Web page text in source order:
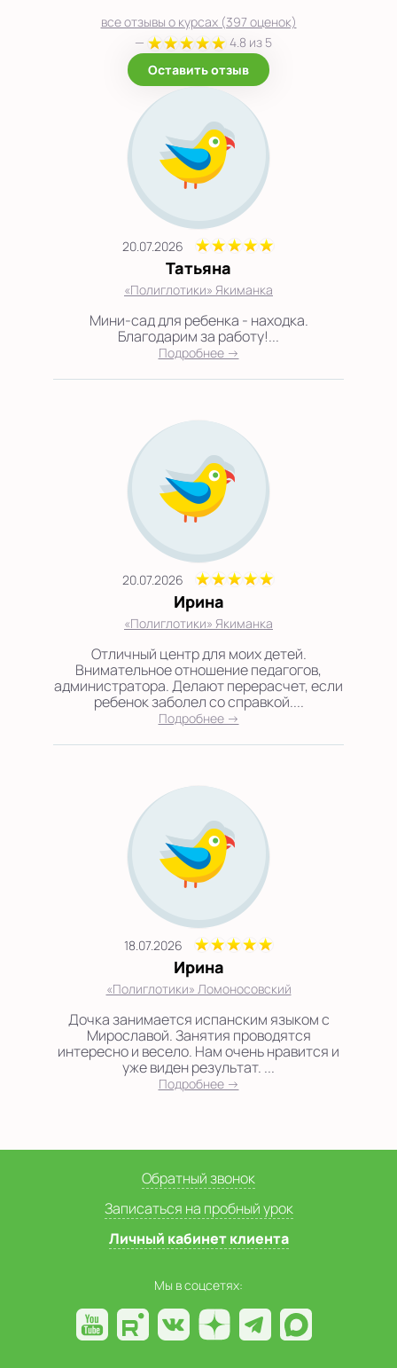
все отзывы о курсах (397 оценок)
—
4.8 из 5
Оставить отзыв
20.07.2026
Татьяна
«Полиглотики» Якиманка
Мини-сад для ребенка - находка.
Благодарим за работу!...
Подробнее →
20.07.2026
Ирина
«Полиглотики» Якиманка
Отличный центр для моих детей.
Внимательное отношение педагогов,
администратора. Делают перерасчет, если
ребенок заболел со справкой....
Подробнее →
18.07.2026
Ирина
«Полиглотики» Ломоносовский
Дочка занимается испанским языком с
Мирославой. Занятия проводятся
интересно и весело. Нам очень нравится и
уже виден результат. ...
Подробнее →
Обратный звонок
Записаться на пробный урок
Личный кабинет клиента
Мы в соцсетях: